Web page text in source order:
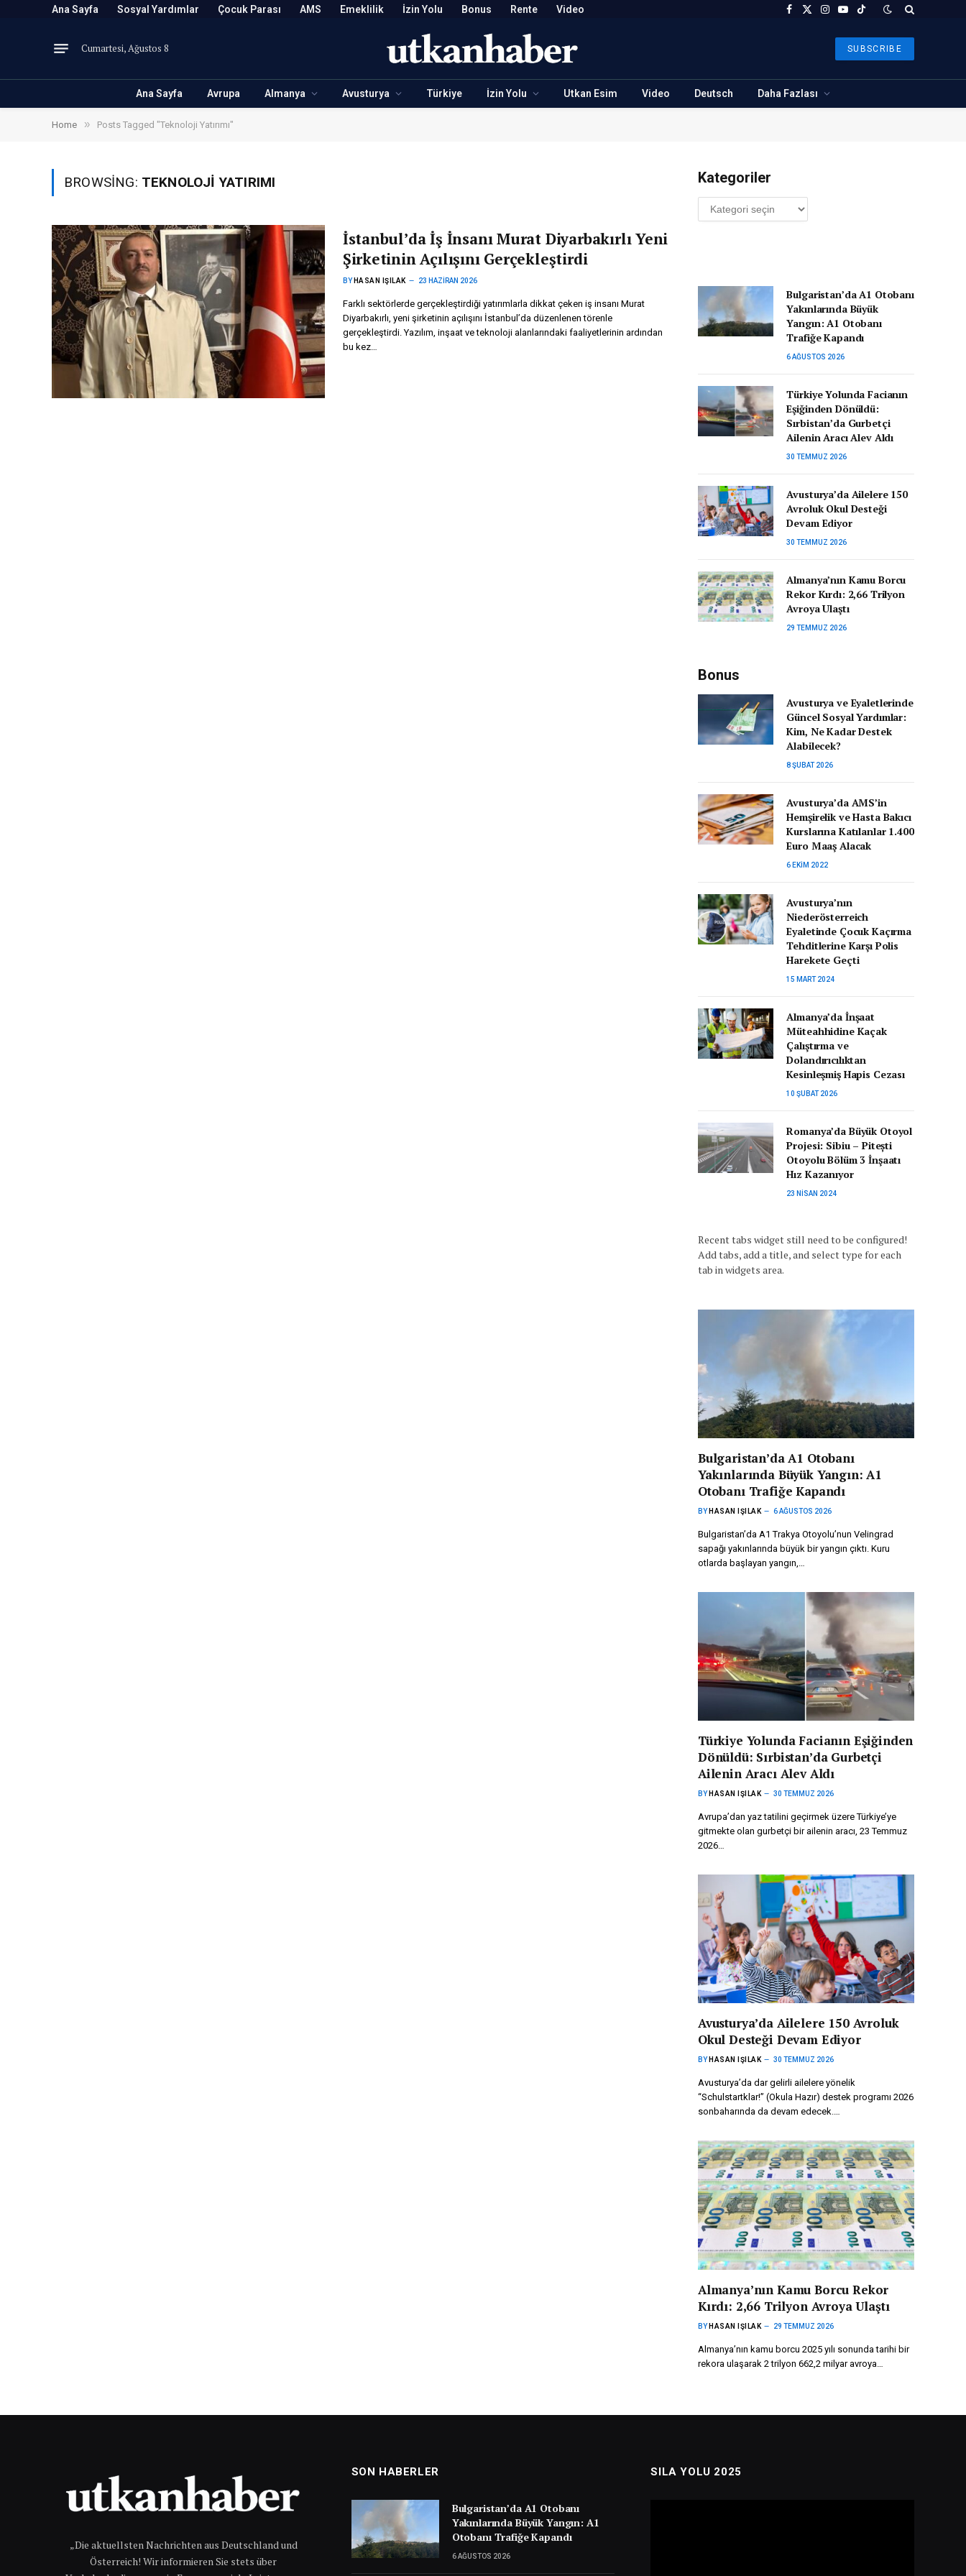
Ana Sayfa Sosyal Yardımlar Çocuk Parası AMS Emeklilik İzin Yolu Bonus Rente Video Facebook
X
Instagram
YouTubeTikTok
Cumartesi, Ağustos 8 SUBSCRIBE
Ana Sayfa Avrupa Almanya Avusturya Türkiye İzin Yolu Utkan Esim Video Deutsch Daha Fazlası
Home » Posts Tagged "Teknoloji Yatırımı"
BROWSING: TEKNOLOJI YATIRIMI
İstanbul’da İş İnsanı Murat Diyarbakırlı Yeni
Şirketinin Açılışını Gerçekleştirdi
BY HASAN IŞILAK 23 HAZIRAN 2026
Farklı sektörlerde gerçekleştirdiği yatırımlarla dikkat çeken iş insanı Murat
Diyarbakırlı, yeni şirketinin açılışını İstanbul’da düzenlenen törenle
gerçekleştirdi. Yazılım, inşaat ve teknoloji alanlarındaki faaliyetlerinin ardından
bu kez…
Kategoriler
Kategoriler
Bulgaristan’da A1 Otobanı
Yakınlarında Büyük
Yangın: A1 Otobanı
Trafiğe Kapandı
6 AĞUSTOS 2026
Türkiye Yolunda Facianın
Eşiğinden Dönüldü:
Sırbistan’da Gurbetçi
Ailenin Aracı Alev Aldı
30 TEMMUZ 2026
Avusturya’da Ailelere 150
Avroluk Okul Desteği
Devam Ediyor
30 TEMMUZ 2026
Almanya’nın Kamu Borcu
Rekor Kırdı: 2,66 Trilyon
Avroya Ulaştı
29 TEMMUZ 2026
Bonus
Avusturya ve Eyaletlerinde
Güncel Sosyal Yardımlar:
Kim, Ne Kadar Destek
Alabilecek?
8 ŞUBAT 2026
Avusturya’da AMS’in
Hemşirelik ve Hasta Bakıcı
Kurslarına Katılanlar 1.400
Euro Maaş Alacak
6 EKIM 2022
Avusturya’nın
Niederösterreich
Eyaletinde Çocuk Kaçırma
Tehditlerine Karşı Polis
Harekete Geçti
15 MART 2024
Almanya’da İnşaat
Müteahhidine Kaçak
Çalıştırma ve
Dolandırıcılıktan
Kesinleşmiş Hapis Cezası
10 ŞUBAT 2026
Romanya’da Büyük Otoyol
Projesi: Sibiu – Pitești
Otoyolu Bölüm 3 İnşaatı
Hız Kazanıyor
23 NISAN 2024
Recent tabs widget still need to be configured!
Add tabs, add a title, and select type for each
tab in widgets area.
Bulgaristan’da A1 Otobanı
Yakınlarında Büyük Yangın: A1
Otobanı Trafiğe Kapandı
BY HASAN IŞILAK 6 AĞUSTOS 2026
Bulgaristan’da A1 Trakya Otoyolu’nun Velingrad
sapağı yakınlarında büyük bir yangın çıktı. Kuru
otlarda başlayan yangın,…
Türkiye Yolunda Facianın Eşiğinden
Dönüldü: Sırbistan’da Gurbetçi
Ailenin Aracı Alev Aldı
BY HASAN IŞILAK 30 TEMMUZ 2026
Avrupa’dan yaz tatilini geçirmek üzere Türkiye’ye
gitmekte olan gurbetçi bir ailenin aracı, 23 Temmuz
2026…
Avusturya’da Ailelere 150 Avroluk
Okul Desteği Devam Ediyor
BY HASAN IŞILAK 30 TEMMUZ 2026
Avusturya’da dar gelirli ailelere yönelik
“Schulstartklar!” (Okula Hazır) destek programı 2026
sonbaharında da devam edecek.…
Almanya’nın Kamu Borcu Rekor
Kırdı: 2,66 Trilyon Avroya Ulaştı
BY HASAN IŞILAK 29 TEMMUZ 2026
Almanya’nın kamu borcu 2025 yılı sonunda tarihi bir
rekora ulaşarak 2 trilyon 662,2 milyar avroya…
„Die aktuellsten Nachrichten aus Deutschland und
Österreich! Wir informieren Sie stets über
SON HABERLER
Bulgaristan’da A1 Otobanı
Yakınlarında Büyük Yangın: A1
Otobanı Trafiğe Kapandı
6 AĞUSTOS 2026
SILA YOLU 2025